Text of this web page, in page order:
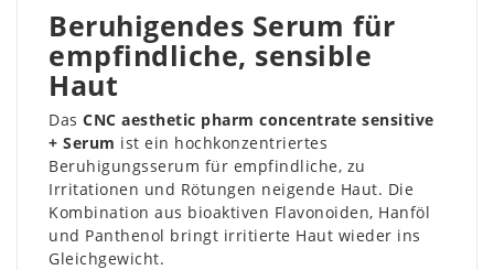
Beruhigendes Serum für
empfindliche, sensible
Haut
Das CNC aesthetic pharm concentrate sensitive
+ Serum ist ein hochkonzentriertes
Beruhigungsserum für empfindliche, zu
Irritationen und Rötungen neigende Haut. Die
Kombination aus bioaktiven Flavonoiden, Hanföl
und Panthenol bringt irritierte Haut wieder ins
Gleichgewicht.